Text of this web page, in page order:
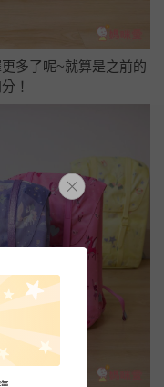
多了呢~就算是之前的
！